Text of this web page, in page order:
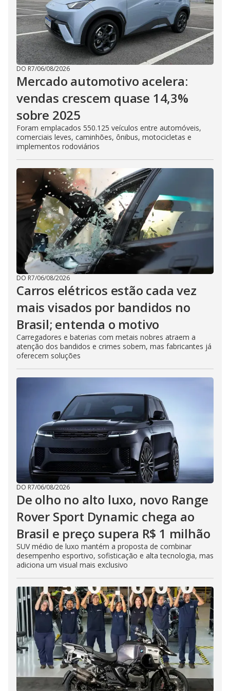
DO R7/06/08/2026
Mercado automotivo acelera:
vendas crescem quase 14,3%
sobre 2025
Foram emplacados 550.125 veículos entre automóveis,
comerciais leves, caminhões, ônibus, motocicletas e
implementos rodoviários
DO R7/06/08/2026
Carros elétricos estão cada vez
mais visados por bandidos no
Brasil; entenda o motivo
Carregadores e baterias com metais nobres atraem a
atenção dos bandidos e crimes sobem, mas fabricantes já
oferecem soluções
DO R7/06/08/2026
De olho no alto luxo, novo Range
Rover Sport Dynamic chega ao
Brasil e preço supera R$ 1 milhão
SUV médio de luxo mantém a proposta de combinar
desempenho esportivo, sofisticação e alta tecnologia, mas
adiciona um visual mais exclusivo